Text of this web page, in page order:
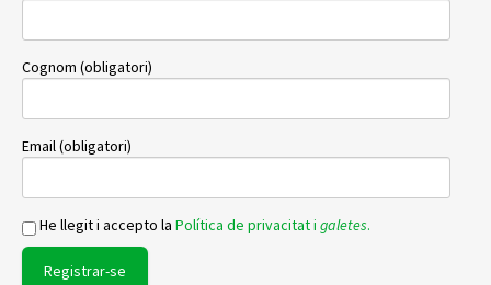
Cognom (obligatori)
Email (obligatori)
He llegit i accepto la Política de privacitat i galetes.